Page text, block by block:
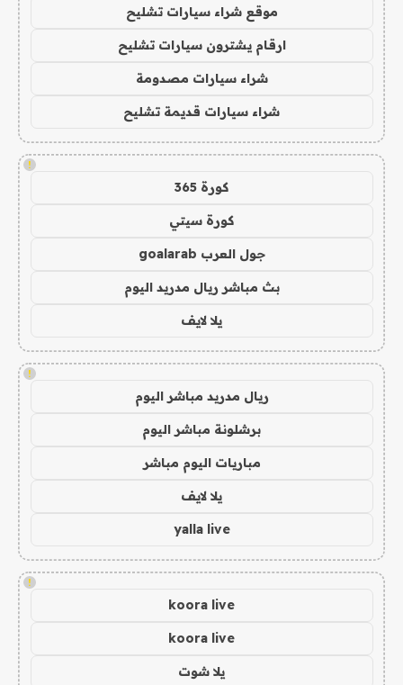
موقع شراء سيارات تشليح
ارقام يشترون سيارات تشليح
شراء سيارات مصدومة
شراء سيارات قديمة تشليح
!
كورة 365
كورة سيتي
جول العرب goalarab
بث مباشر ريال مدريد اليوم
يلا لايف
!
ريال مدريد مباشر اليوم
برشلونة مباشر اليوم
مباريات اليوم مباشر
يلا لايف
yalla live
!
koora live
koora live
يلا شوت